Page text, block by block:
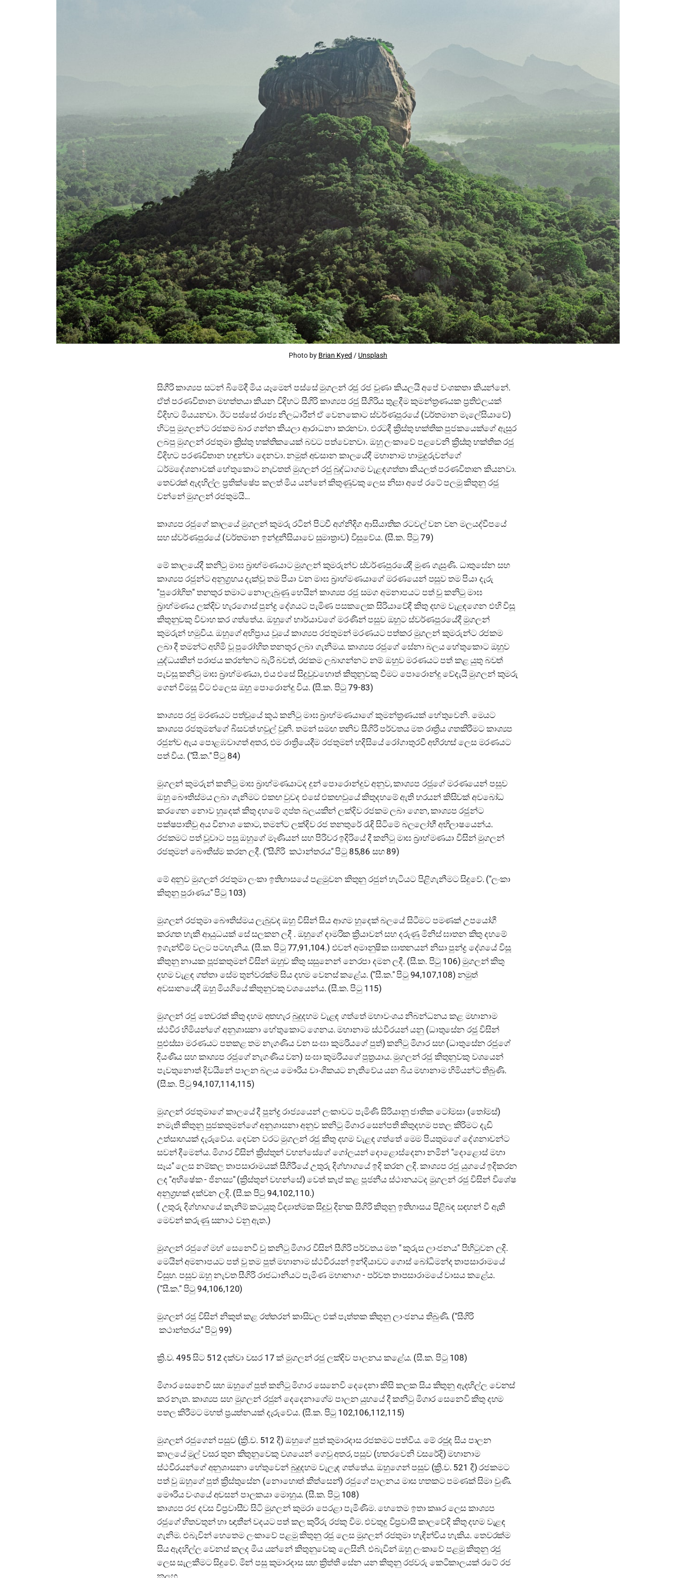
Photo by Brian Kyed / Unsplash
සිගීරි කාශ්‍යප සටන් බිමේදී මිය යෑමෙන් පස්සේ මුගලන් රජු රජ වුණා කියලයි අපේ වංශකතා කියන්නේ.
ඒත් පරණවිතාන මහත්තයා කියන විදිහට සීගිරි කාශ්‍යප රජු සීගිරිය තුළදීම කුමන්ත්‍රණයක ප්‍රතිඵලයක්
විදිහට මියයනවා. ඊට පස්සේ රාජ්‍ය නිලධාරීන් ඒ වෙනකොට ස්වර්ණපුරයේ (වර්තමාන මැලේසියාවේ)
හිටපු මුගලන්ට රජකම බාර ගන්න කියලා ආරාධනා කරනවා. එරටදී ක්‍රිස්තු භක්තික පුජකයෙක්ගේ ඇසුර
ලබපු මුගලන් රජතුමා ක්‍රිස්තු භක්තිකයෙක් බවට පත්වෙනවා. ඔහු ලංකාවේ පළවෙනි ක්‍රිස්තු භක්තික රජු
විදිහට පරණවිතාන හඳුන්වා දෙනවා. නමුත් අවසාන කාලයේදී මහානාම හාමුදුරුවන්ගේ
ධර්මදේශනාවක් හේතුකොට නැවතත් මුගලන් රජු බුද්ධාගම වැළඳගත්තා කියලත් පරණවිතාන කියනවා.
තෙවරක් ඇදහිල්ල ප්‍රතික්ෂේප කලත් මිය යන්නේ කිතුණුවකු ලෙස නිසා අපේ රටේ පලමු කිතුනු රජු
වන්නේ මුගලන් රජතුමයි...
කාශ්‍යප රජුගේ කාලයේ මුගලන් කුමරු රටින් පිටවී අග්නිදිග ආසියාතික රටවල් වන වන මලයද්වීපයේ
සහ ස්වර්ණපුරයේ (වර්තමාන ඉන්දුනීසියාවෙ සුමාත්‍රාව) විසුවේය. (සී.ක. පිටු 79)
මේ කාලයේදී කනිටු මාඝ බ්‍රාහ්මණයාට මුගලන් කුමරුන්ව ස්වර්ණපුරයේදී මුණ ගැසුණි. ධාතුසේන සහ
කාශ්‍යප රජුන්ට අනුග්‍රහය දැක්වූ තම පියා වන මාඝ බ්‍රාහ්මණයාගේ මරණයෙන් පසුව තම පියා දැරු
"පුරෝහිත" තනතුර තමාට නොලැබුණු හෙයින් කාශ්‍යප රජු සමග අමනාපයට පත් වු කනිටු මාඝ
බ්‍රාහ්මණය ලක්දිව හැරගොස් පුන්ද්‍ර දේශයට පැමිණ පසකලෙක සිරියාවේදී කිතු දහම වැළඳගෙන එහි විසූ
කිතුනුවකු විවාහ කර ගත්තේය. ඔහුගේ භාර්යාවගේ මරණින් පසුව ඔහුට ස්වර්ණපුරයේදී මුගලන්
කුමරුන් හමුවිය. ඔහුගේ අභිප්‍රාය වූයේ කාශ්‍යප රජතුමන් මරණයට පත්කර මුගලන් කුමරුන්ට රජකම
ලබා දී තමන්ට අහිමි වූ පුරෝහිත තනතුර ලබා ගැනීමය. කාශ්‍යප රජුගේ සේනා බලය හේතුකොට ඔහුව
යුද්ධයකින් පරාජය කරන්නට බැරි බවත්, රජකම ලබාගන්නට නම් ඔහුව මරණයට පත් කළ යුතු බවත්
පැවසූ කනිටු මාඝ බ්‍රාහ්මණයා, එය එසේ සිදුවුවහොත් කිතුනුවකු වීමට පොරොන්දු වේදැයි මුගලන් කුමරු
ගෙන් විමසූ විට එලෙස ඔහු පොරොන්දු විය. (සී.ක. පිටු 79-83)
කාශ්‍යප රජු මරණයට පත්වූයේ කූඨ කනිටු මාඝ බ්‍රාහ්මණයාගේ කුමන්ත්‍රණයක් හේතුවෙනි. මෙයට
කාශ්‍යප රජතුමන්ගේ බිසවත් හවුල් වුනි. තමන් සමඟ තනිව සීගිරි පර්වතය මත රාත්‍රිය ගතකිරීමට කාශ්‍යප
රජුන්ව ඇය පොළඹවාගත් අතර, එම රාත්‍රියෙදීම රජතුමන් හදිසියේ රෝගාතුරවී අභිරහස් ලෙස මරණයට
පත් විය. ("සී.ක." පිටු 84)
මුගලන් කුමරුන් කනිටු මාඝ බ්‍රාහ්මණයාටද දුන් පොරොන්දුව අනුව, කාශ්‍යප රජුගේ මරණයෙන් පසුව
ඔහු බෞතිස්මය ලබා ගැනිමට එකඟ වුවද එසේ එකඟවුයේ කිතුදහමේ ඇති හරයන් කිසිවක් අවබෝධ
කරගෙන නොව හුදෙක් කිතු දහමේ ගුප්ත බලයකින් ලක්දිව රජකම ලබා ගෙන, කාශ්‍යප රජුන්ට
පක්ෂපාතිවු අය විනාශ කොට, තමන්ට ලක්දිව රජ තනතුරේ රැඳි සිටිමේ බලලෝභී අභිලාෂයෙන්ය.
රජකමට පත් වූවාට පසු ඔහුගේ මෑණියන් සහ පිරිවර ඉදිරියේ දී කනිටු මාඝ බ්‍රාහ්මණයා විසින් මුගලන්
රජතුමන් බෞතීස්ම කරන ලදී. ("සීගිරි කථාන්තරය" පිටු 85,86 සහ 89)
මේ අනුව මුගලන් රජතුමා ලංකා ඉතිහාසයේ පළමුවන කිතුනු රජුන් හැටියට පිළිගැනීමට සිදුවේ. ("ලංකා
කිතුනු පුරාණය" පිටු 103)
මුගලන් රජතුමා බෞතිස්මය ලැබුවද ඔහු විසින් සිය ආගම හුදෙක් බලයේ සිටීමට පමණක් උපයෝගී
කරගත හැකි ආයුධයක් සේ සලකන ලදී . ඔහුගේ දාමරික ක්‍රියාවන් සහ දරුණු මිනිස් ඝාතන කිතු දහමේ
ඉගැන්වීම් වලට පටහැනිය. (සී.ක. පිටු 77,91,104.) එවන් අමානුෂික ඝාතනයන් නිසා පුන්ද්‍ර දේශයේ විසූ
කිතුනු නායක පූජකතුමන් විසින් ඔහුව කිතු සසුනෙන් නෙරපා දමන ලදී. (සී.ක. පිටු 106) මුගලන් කිතු
දහම වැළඳ ගත්තා සේම තුන්වරක්ම සිය දහම වෙනස් කළේය. ("සී.ක." පිටු 94,107,108) නමුත්
අවසානයේදී ඔහු මියගියේ කිතුනුවකු වශයෙන්ය. (සී.ක. පිටු 115)
මුගලන් රජු තෙවරක් කිතු දහම අතහැර බුදුදහම වැළඳ ගත්තේ මහාවංශය නිබන්ධනය කළ මහානාම
ස්ථවීර හිමියන්ගේ අනුශාසනා හේතුකොට ගෙනය. මහානාම ස්ථවීරයන් යනු (ධාතුසේන රජු විසින්
පුළුස්සා මරණයට පතකළ තම නැගණිය වන සංඝා කුමරියගේ පුත්) කනිටු මිගාර සහ (ධාතුසේන රජුගේ
දියණිය සහ කාශ්‍යප රජුගේ නැගණිය වන) සංඝා කුමරියගේ පුත්‍රයාය. මුගලන් රජු කිතුනුවකු වශයෙන්
පැවතුනොත් දිවයිනේ පාලන බලය මෞරිය වාංශිකයට නැතිවේය යන බිය මහානාම හිමියන්ට තිබුණි.
(සී.ක. පිටු 94,107,114,115)
මුගලන් රජතුමාගේ කාලයේ දී පුන්ද්‍ර රාජ්‍යයෙන් ලංකාවට පැමිණි සිරියානු ජාතික ටෝමසා (තෝමස්)
නමැති කිතුනු පුජකතුමන්ගේ අනුශාසනා අනුව කනිටු මිගාර සෙන්පති කිතුදහම පතල කිරිමට දැඩි
උත්සාහයක් දැරුවේය. දෙවන වරට මුගලන්‍ රජු කිතු දහම වැළඳ ගත්තේ මෙම පියතුමගේ දේශනාවන්ට
සවන් දීමෙන්ය. මිගාර විසින් ක්‍රිස්තුන් වහන්සේගේ ගෝලයන් දොළොස්දෙනා නමින් "දොළොස් මහා
සෑය" ලෙස නම්කල තාපසාරාමයක් සීගිරීයේ උතුරු දිග්භාගයේ ඉදි කරන ලදි. කාශ්‍යප රජු යුගයේ ඉදිකරන
ලද "අභිෂේක - ජිනස්‍ය" (ක්‍රිස්තුන් වහන්සේ) වෙත් කැප් කළ පූජනීය ස්ථානයටද මුගලන් රජු විසින් විශේෂ
අනුග්‍රහක් දක්වන ලදි. (සී.ක පිටු 94,102,110.)
( උතුරු දිග්භාගයේ කැනිම් කටයුතු විද්‍යාත්මක සිදුවු දිනක සීගිරි කිතුනු ඉතිහාසය පිළිබඳ සඳහන් වී ඇති
මෙවන් කරුණු සනාථ වනු ඇත.)
මුගලන් රජුගේ මහ් සෙනෙවි වු කනිටු මිගාර විසින් සීගිරි පර්වතය මත " කුරුස ලාංජනය" පිහිටුවන ලදි.
මෙයින් අමනාපයට පත් වු තම පුත් මහානාම ස්ථවීරයන් ඉන්දියාවට ගොස් බෝධිමන්ද තාපසාරාමයේ
විසුහ. පසුව ඔහු නැවත සීගිරි රාජධානියට පැමිණ මහානාග - පර්වත තාපසාරාමයේ වාසය කළේය.
("සී.ක." පිටු 94,106,120)
මුගලන් රජු විසින් නිකුත් කළ රත්තරන් කාසිවල එක් පැත්තක කිතුනු ලාංජනය තිබුණි. ("සීගිරි
කථාන්තරය" පිටු 99)
ක්‍රි.ව. 495 සිට 512 දක්වා වසර 17 ක් මුගලන් රජු ලක්දිව පාලනය කළේය. (සී.ක. පිටු 108)
මිගාර සෙනෙවි සහ ඔහුගේ පුත් කනිටු මිගාර සෙනෙවි දෙදෙනා කිසි කලක සිය කිතුනු ඇදහිල්ල වෙනස්
කර නැත. කාශ්‍යප සහ මුගලන් රජුන් දෙදෙනාගේම පාලන යුහයේ දී කනිටු මිගාර සෙනෙවි කිතු දහම
පතල කිරීමට මහත් ප්‍රයත්නයක් දැරුවේය. (සී.ක. පිටු 102,106,112,115)
මුගලන් රජුගෙන් පසුව (ක්‍රි.ව. 512 දී) ඔහුගේ පුත් කුමාරදාස රජකමට පත්විය. මේ රජුද සිය පාලන
කාලයේ මුල් වසර තුන කිතුනුවෙකු වශයෙන් ගෙවු අතර, පසුව (හතරවෙනි වසරේදි) මහානාම
ස්ථවීරයන්ගේ අනුශාසනා හේතුවෙන් බුදුදහම වැලැඳ ගත්තේය. ඔහුගෙන් පසුව (ක්‍රි.ව. 521 දී) රජකමට
පත් වු ඔහුගේ පුත් ක්‍රිස්තුසේන (නොහොත් කිත්සෙන්) රජුගේ පාලනය මාස හතකට පමණක් සිමා වුණී.
මෞරිය වංශයේ අවසන් පාලකයා මොහුය. (සී.ක. පිටු 108)
කාශ්‍යප රජ දවස විප්‍රවාසීව සිටි මුගලන් කුමරා පෙරළා පැමිණිම. හෙතෙම ඉතා කෲර ලෙස කාශ්‍යප
රජුගේ හිතවතුන් හා ඥාතීන් වදයට පත් කල කුරිරු රජකු විම. එවතුදු විප්‍රවාසී කාලවේදි කිතු දහම වැළඳ
ගැනිම. එබැවින් හෙතෙම ලංකාවේ පළමු කිතුනු රජු ලෙස මුගලන් රජතුමා හැඳින්විය හැකිය. තෙවරක්ම
සිය ඇදහිල්ල වෙනස් කලද මිය යන්නේ කිතුනුවෙකු ලෙසිනි. එබැවින් ඔහු ලංකාවේ පළමු කිතුනු රජු
ලෙස සැලකීමට සිදුවේ. මින් පසු කුමාරදාස සහ ක්‍රිත්ති සේන යන කිතුනු රජවරු කෙටිකාලයක් රටේ රජ
කලහ.